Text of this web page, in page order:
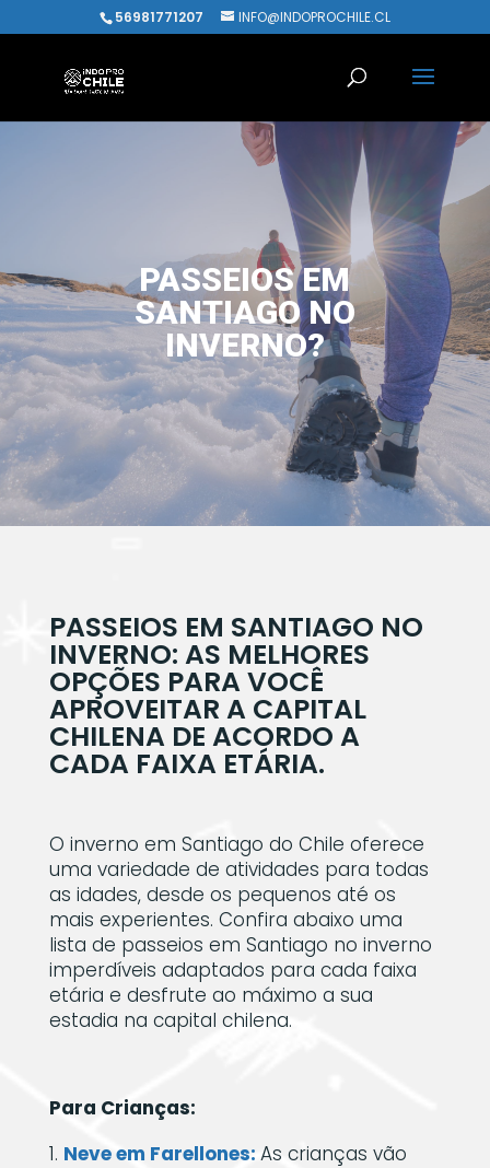
56981771207 INFO@INDOPROCHILE.CL
PASSEIOS EM
SANTIAGO NO
INVERNO?
PASSEIOS EM SANTIAGO NO
INVERNO: AS MELHORES
OPÇÕES PARA VOCÊ
APROVEITAR A CAPITAL
CHILENA DE ACORDO A
CADA FAIXA ETÁRIA.
O inverno em Santiago do Chile oferece
uma variedade de atividades para todas
as idades, desde os pequenos até os
mais experientes. Confira abaixo uma
lista de passeios em Santiago no inverno
imperdíveis adaptados para cada faixa
etária e desfrute ao máximo a sua
estadia na capital chilena.
Para Crianças:
Neve em Farellones: As crianças vão